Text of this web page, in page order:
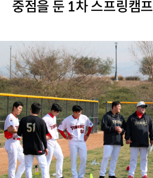
중점을 둔 1차 스프링캠프